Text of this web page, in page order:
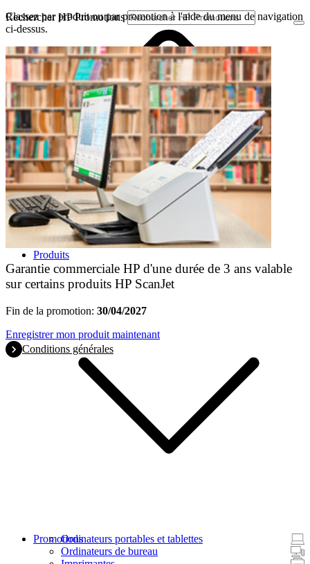
Produits
Ordinateurs portables et tablettes
Ordinateurs de bureau
Promotions
Rechercher HP Promotions
Classez par produit ou par promotion à l'aide du menu de navigation
ci-dessus.
Garantie commerciale HP d'une durée de 3 ans valable
sur certains produits HP ScanJet
Fin de la promotion: 30/04/2027
Enregistrer mon produit maintenant
Conditions générales